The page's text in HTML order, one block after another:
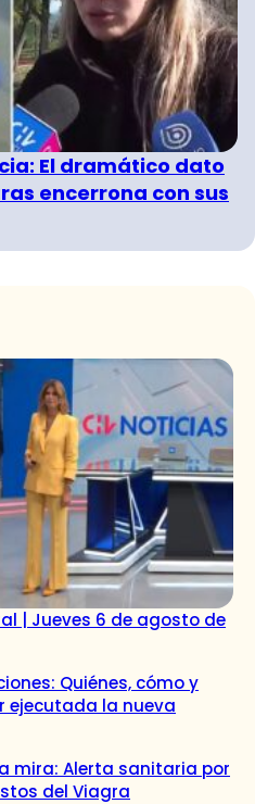
El dramático dato
encerrona con sus
| Jueves 6 de agosto de
Quiénes, cómo y
ejecutada la nueva
mira: Alerta sanitaria por
del Viagra